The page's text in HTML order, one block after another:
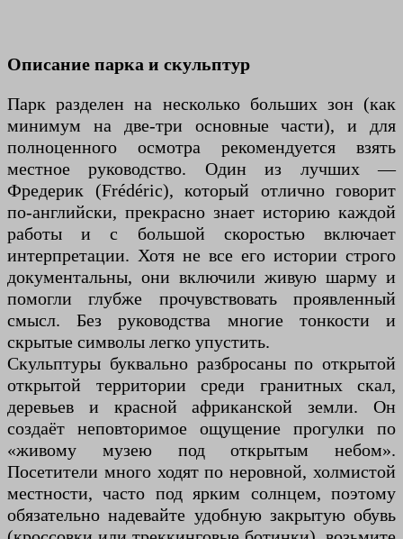
Описание парка и скульптур
Парк разделен на несколько больших зон (как
минимум на две-три основные части), и для
полноценного осмотра рекомендуется взять
местное руководство. Один из лучших —
Фредерик (Frédéric), который отлично говорит
по-английски, прекрасно знает историю каждой
работы и с большой скоростью включает
интерпретации. Хотя не все его истории строго
документальны, они включили живую шарму и
помогли глубже прочувствовать проявленный
смысл. Без руководства многие тонкости и
скрытые символы легко упустить.
Скульптуры буквально разбросаны по открытой
открытой территории среди гранитных скал,
деревьев и красной африканской земли. Он
создаёт неповторимое ощущение прогулки по
«живому музею под открытым небом».
Посетители много ходят по неровной, холмистой
местности, часто под ярким солнцем, поэтому
обязательно надевайте удобную закрытую обувь